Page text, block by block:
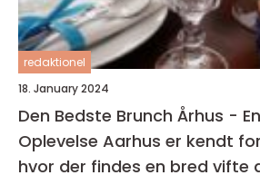
redaktionel
18. January 2024
Den Bedste Brunch Århus -
Oplevelse Aarhus er kendt
hvor der findes en bred vifte